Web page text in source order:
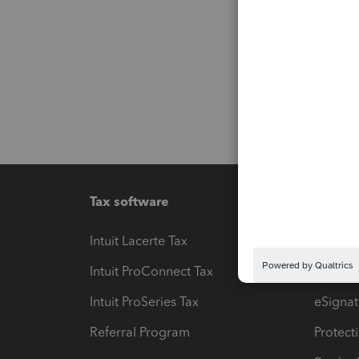
Tax software
Intuit Lacerte Tax
Intuit ProConnect Tax
Intuit ProSeries Tax
Referral Program